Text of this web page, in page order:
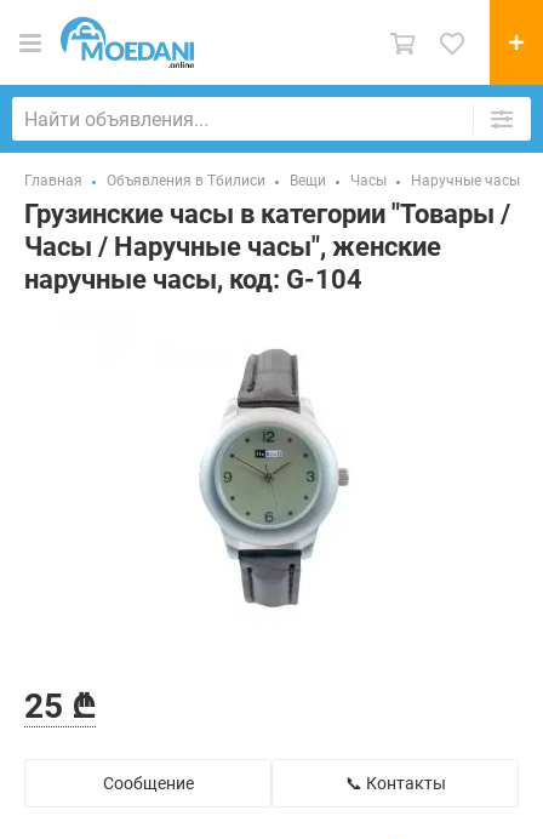
Главная Объявления в Тбилиси Вещи Часы Наручные часы
Грузинские часы в категории "Товары /
Часы / Наручные часы", женские
наручные часы, код: G-104
25 ₾
Сообщение 📞 Контакты